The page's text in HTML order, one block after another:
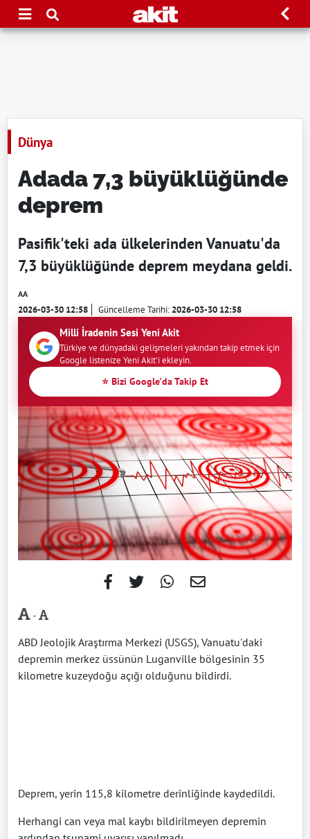
Dünya
Adada 7,3 büyüklüğünde
deprem
Pasifik'teki ada ülkelerinden Vanuatu'da
7,3 büyüklüğünde deprem meydana geldi.
AA
2026-03-30 12:58 Güncelleme Tarihi:2026-03-30 12:58
Milli İradenin Sesi Yeni Akit
Türkiye ve dünyadaki gelişmeleri yakından takip etmek için
Google listenize Yeni Akit'i ekleyin.
⭐ Bizi Google'da Takip Et
-
ABD Jeolojik Araştırma Merkezi (USGS), Vanuatu'daki
depremin merkez üssünün Luganville bölgesinin 35
kilometre kuzeydoğu açığı olduğunu bildirdi.
Deprem, yerin 115,8 kilometre derinliğinde kaydedildi.
Herhangi can veya mal kaybı bildirilmeyen depremin